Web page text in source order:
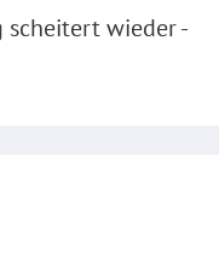
scheitert wieder -